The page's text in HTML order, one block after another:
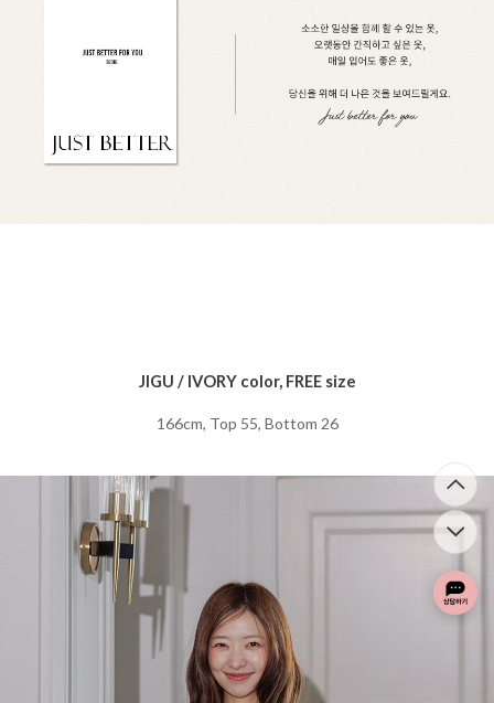
JIGU / IVORY color, FREE size
166cm, Top 55, Bottom 26